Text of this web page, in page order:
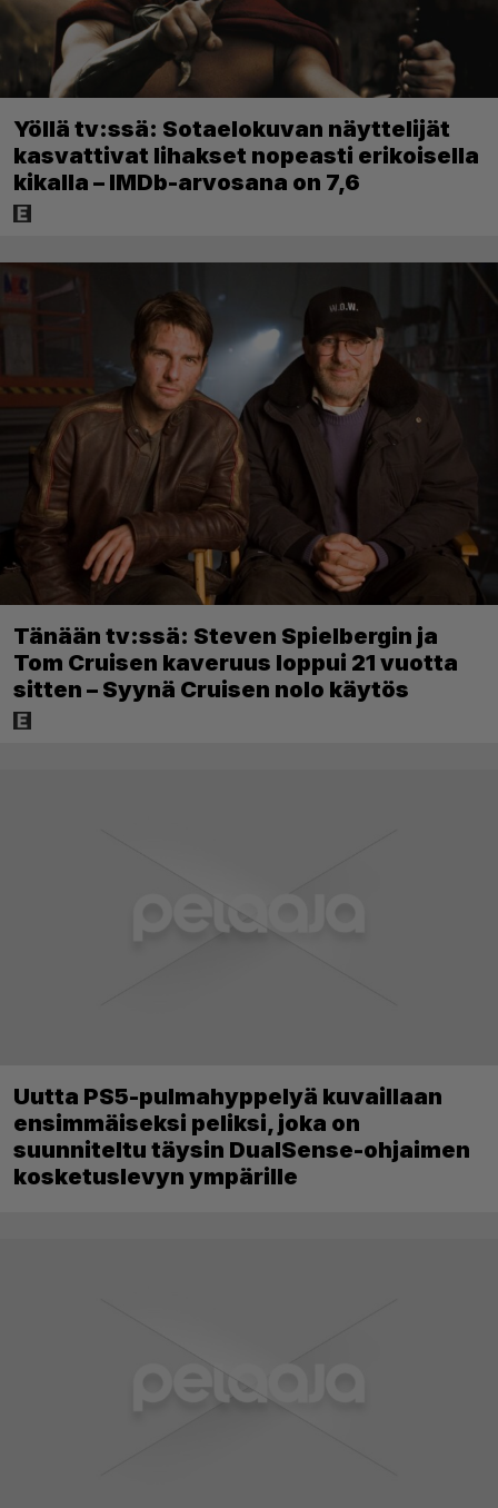
Yöllä tv:ssä: Sotaelokuvan näyttelijät
kasvattivat lihakset nopeasti erikoisella
kikalla – IMDb-arvosana on 7,6
Tänään tv:ssä: Steven Spielbergin ja
Tom Cruisen kaveruus loppui 21 vuotta
sitten – Syynä Cruisen nolo käytös
Uutta PS5-pulmahyppelyä kuvaillaan
ensimmäiseksi peliksi, joka on
suunniteltu täysin DualSense-ohjaimen
kosketuslevyn ympärille